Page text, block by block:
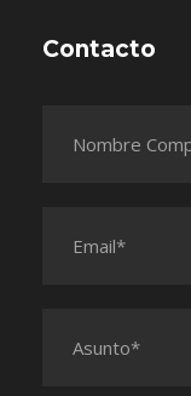
Contacto